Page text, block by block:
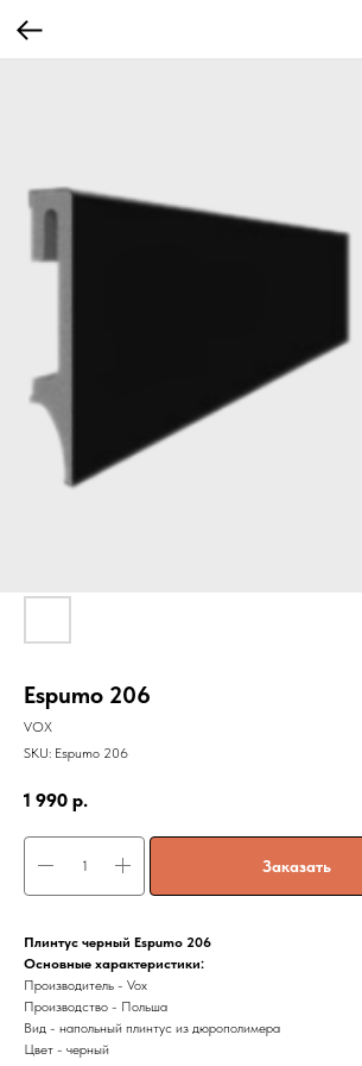
Espumo 206
VOX
SKU: Espumo 206
1 990 р.
Заказать
Плинтус черный Espumo 206
Основные характеристики:
Производитель - Vox
Производство - Польша
Вид - напольный плинтус из дюрополимера
Цвет - черный